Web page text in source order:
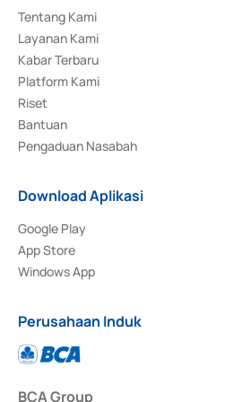
Tentang Kami
Layanan Kami
Kabar Terbaru
Platform Kami
Riset
Bantuan
Pengaduan Nasabah
Download Aplikasi
Google Play
App Store
Windows App
Perusahaan Induk
BCA Group